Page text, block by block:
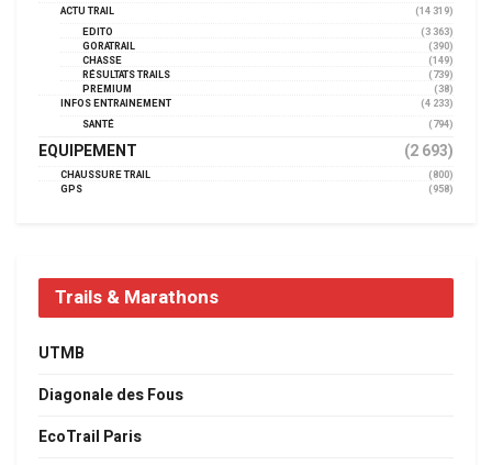
ACTU TRAIL
(14 319)
EDITO
(3 363)
GORATRAIL
(390)
CHASSE
(149)
RÉSULTATS TRAILS
(739)
PREMIUM
(38)
INFOS ENTRAINEMENT
(4 233)
SANTÉ
(794)
EQUIPEMENT (2 693)
CHAUSSURE TRAIL
(800)
GPS
(958)
Trails & Marathons
UTMB
Diagonale des Fous
EcoTrail Paris